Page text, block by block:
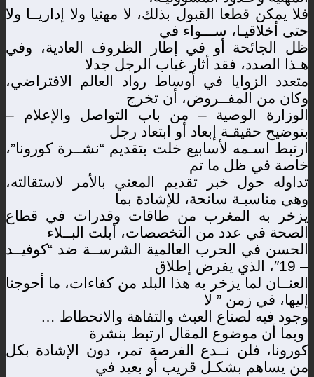
فلا يمكن قطعا القبول بذلك، لا مهنيا ولا إداريــا ولا
حتى أخلاقيـا، ســـواء في
ظل الجائحة أو في إطار الظروف العادية، وفي
هـذا الصدد، فقد أثار غياب الرجل جدلا
متعدد الزوايا في أوساط رواد العالم الافتراضي،
وكان من المفــروض، أن تخرج
الوزارة الوصية – من باب التواصل والإعلام –
بتوضيح حقيقـة إبعاد أو ابتعاد رجل
ارتبط اسـمه لأسابيع خلت بتقديم “نشــرة كورونا”،
خاصة في ظل ما تم
تداوله حول خبر تقديم المعني بالأمر لاستقالته،
وهي مناسبـة سانحة، للإشادة بما
يزخر به المغرب من طاقات وقدرات في قطاع
الصحة في عدد من التخصصات، أبلت البــلاء
الحسن في الحرب العالمية الشرســة ضد “كوفيــد
– 19″، الذي يفرض إطلاق
العنــان لما يزخر به هذا البلد من كفاءات، ما أحوجنا
إليها، في زمن ” لا
وجود فيه لصناع العبث والتفاهة والانحطاط …
وبما أن موضوع المقال ارتبط بنشرة
كورونا، فلن نــدع الفرصة تمر، دون الإشادة بكل
من يساهم بشكـل قريب أو بعيد في